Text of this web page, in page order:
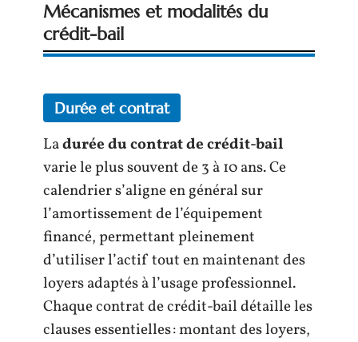
Mécanismes et modalités du
crédit-bail
Durée et contrat
Ladurée du contrat de crédit-bail
varie le plus souvent de 3 à 10 ans. Ce
calendrier s’aligne en général sur
l’amortissement de l’équipement
financé, permettant pleinement
d’utiliser l’actif tout en maintenant des
loyers adaptés à l’usage professionnel.
Chaque contrat de crédit-bail détaille les
clauses essentielles : montant des loyers,